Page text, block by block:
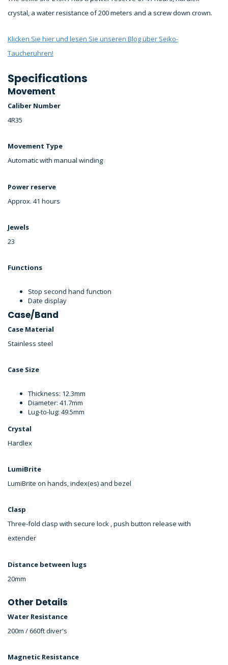
crystal, a water resistance of 200 meters and a screw down crown.
Klicken Sie hier und lesen Sie unseren Blog über Seiko-
Taucheruhren!
Specifications
Movement
Caliber Number
4R35
Movement Type
Automatic with manual winding
Power reserve
Approx. 41 hours
Jewels
23
Functions
Stop second hand function
Date display
Case/Band
Case Material
Stainless steel
Case Size
Thickness: 12.3mm
Diameter: 41.7mm
Lug-to-lug: 49.5mm
Crystal
Hardlex
LumiBrite
LumiBrite on hands, index(es) and bezel
Clasp
Three-fold clasp with secure lock , push button release with
extender
Distance between lugs
20mm
Other Details
Water Resistance
200m / 660ft diver's
Magnetic Resistance